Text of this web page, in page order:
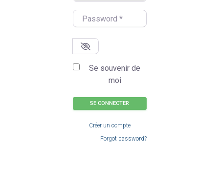
Password
Se souvenir de
moi
SE CONNECTER
Créer un compte
Forgot password?